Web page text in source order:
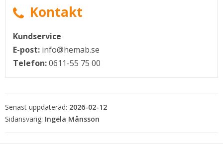
Kontakt
Kundservice
E-post: info@hemab.se
Telefon:0611-55 75 00
Senast uppdaterad: 2026-02-12
Ingela Månsson